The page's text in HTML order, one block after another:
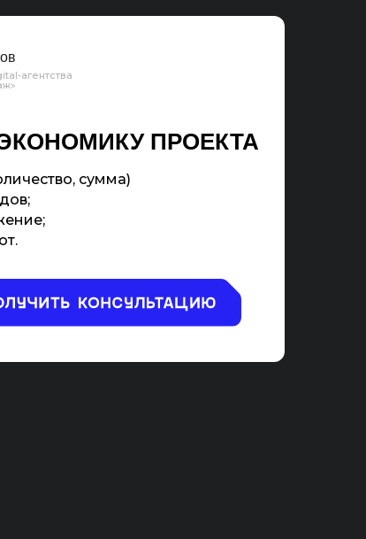
агентства
ПРОЕКТА
сумма)